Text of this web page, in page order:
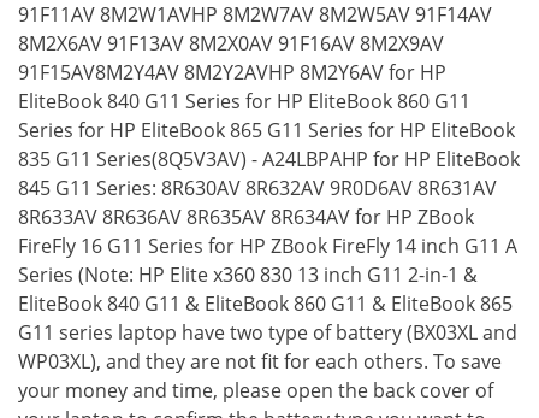
91F11AV 8M2W1AVHP 8M2W7AV 8M2W5AV 91F14AV
8M2X6AV 91F13AV 8M2X0AV 91F16AV 8M2X9AV
91F15AV8M2Y4AV 8M2Y2AVHP 8M2Y6AV for HP
EliteBook 840 G11 Series for HP EliteBook 860 G11
Series for HP EliteBook 865 G11 Series for HP EliteBook
835 G11 Series(8Q5V3AV) - A24LBPAHP for HP EliteBook
845 G11 Series: 8R630AV 8R632AV 9R0D6AV 8R631AV
8R633AV 8R636AV 8R635AV 8R634AV for HP ZBook
FireFly 16 G11 Series for HP ZBook FireFly 14 inch G11 A
Series (Note: HP Elite x360 830 13 inch G11 2-in-1 &
EliteBook 840 G11 & EliteBook 860 G11 & EliteBook 865
G11 series laptop have two type of battery (BX03XL and
WP03XL), and they are not fit for each others. To save
your money and time, please open the back cover of